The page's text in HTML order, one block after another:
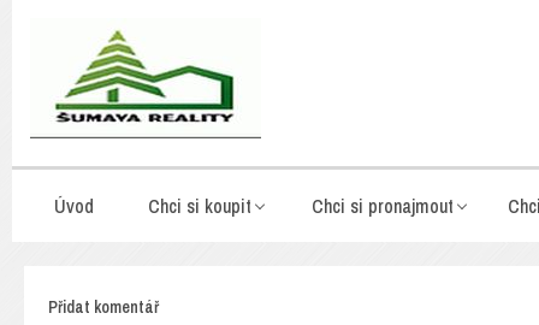
Úvod Chci si koupit Chci si pronajmout
Přidat komentář